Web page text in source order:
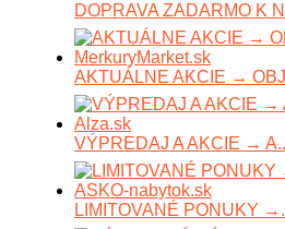
DOPRAVA ZADARMO K
AKTUÁLNE AKCIE →
VÝPREDAJ A AKCIE →
LIMITOVANÉ PONUKY